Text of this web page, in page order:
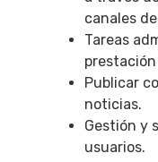
canales
Tareas
Publicar
noticias.
Gestión y
usuarios.